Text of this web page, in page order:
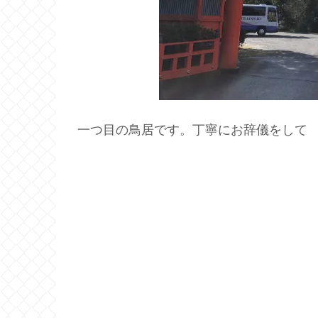
一つ目の鳥居です。丁寧にお辞儀をし